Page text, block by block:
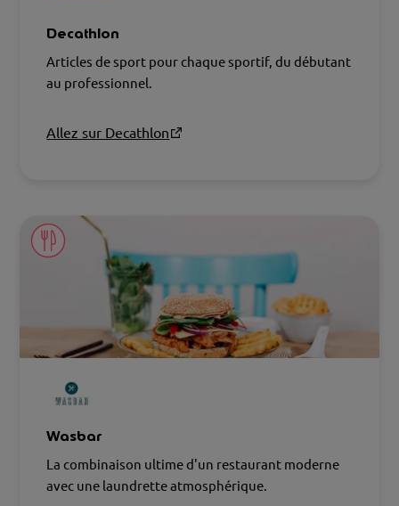
Decathlon
Articles de sport pour chaque sportif, du débutant
au professionnel.
Allez sur Decathlon
Wasbar
La combinaison ultime d'un restaurant moderne
avec une laundrette atmosphérique.